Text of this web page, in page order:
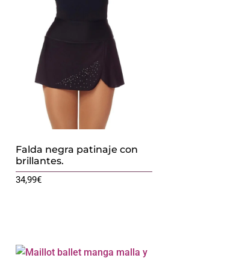
Falda negra patinaje con
brillantes.
34,99€